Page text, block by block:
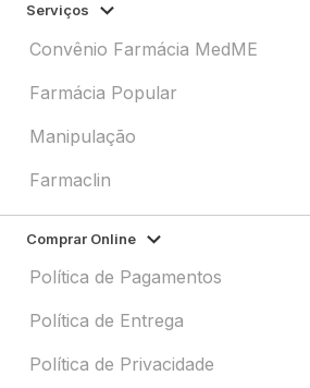
Serviços
Convênio Farmácia MedME
Farmácia Popular
Manipulação
Farmaclin
Comprar Online
Política de Pagamentos
Política de Entrega
Política de Privacidade